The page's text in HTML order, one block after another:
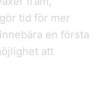
tid för mer
en första
att